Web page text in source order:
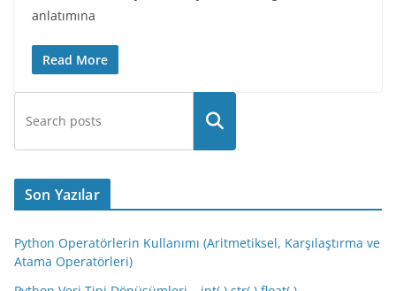
anlatımına
Read More
Son Yazılar
Python Operatörlerin Kullanımı (Aritmetiksel, Karşılaştırma ve
Atama Operatörleri)